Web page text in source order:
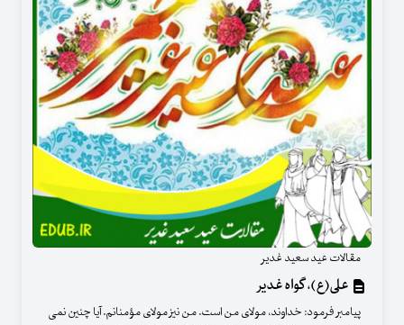
مقالات عید سعید غدیر
علی(ع)، گواه غدیر
پیامبر فرمود: خداوند، مولای من است. من نیز مولای مؤمنانم. آیا چنین نمی